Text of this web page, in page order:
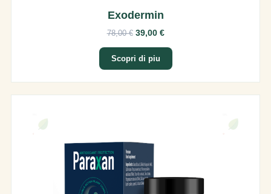
Exodermin
78,00 €39,00 €
Scopri di piu